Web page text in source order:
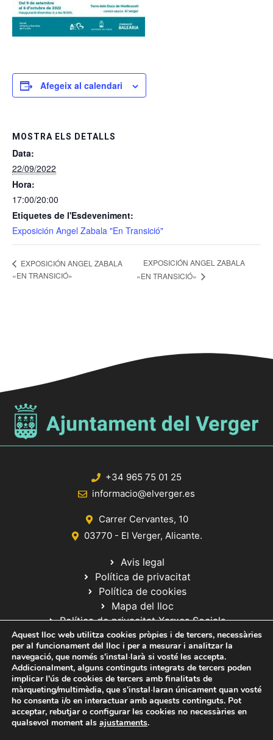
Afegeix al calendari
MOSTRA ELS DETALLS
Data:
22/09/2022
Hora:
17:00/20:00
Etiquetes de l'Esdeveniment:
Exposición Angel Zabala "En Transició"
EXPOSICIÓN ANGEL ZABALA
«EN TRANSICIÓ»
EXPOSICIÓN ANGEL ZABALA
«EN TRANSICIÓ»
+34 965 75 01 25
informacio@elverger.es
Carrer Cervantes, 10
03770 - El Verger, Alicante.
Avis legal
Política de privacitat
Política de cookies
Mapa del lloc
Política de privacitat Xarxes Socials
© 2020 Web desarrollada por el Servicio de Informática de Diputación
de Alicante
Aquest lloc web utilitza cookies pròpies i de tercers, necessàries
per al funcionament del lloc i per a mesurar i analitzar la
navegació, que només s'instal·larà si vosté les accepta.
Addicionalment, alguns continguts integrats de tercers poden
implicar l'ús de cookies de tercers amb finalitats de
màrqueting/multimèdia, que s'instal·laran únicament quan vosté
ho consenta i/o en interactuar amb aquests continguts. Pot
acceptar, rebutjar o configurar les cookies no necessàries en
qualsevol moment als ajustaments.